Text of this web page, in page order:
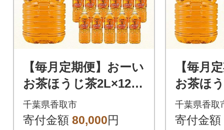
【毎月定期便】おーい
お茶ほうじ茶2L×12本
全6回
千葉県香取市
寄付金額 80,000円
【毎月
お茶ほ
全12回
千葉県香取
寄付金額